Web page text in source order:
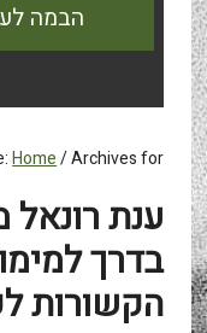
הבמה
Home/Archives for שינויי קריירה
ענת רונאל
בדרך
הקשורות